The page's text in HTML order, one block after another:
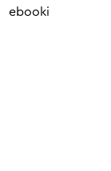
ebooki